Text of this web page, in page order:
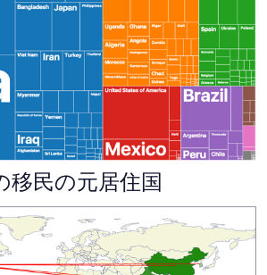
移民の元居住国